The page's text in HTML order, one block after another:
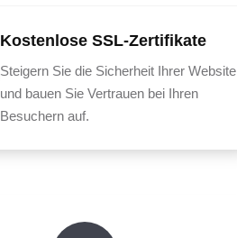
Kostenlose SSL-Zertifikate
Steigern Sie die Sicherheit Ihrer Website
und bauen Sie Vertrauen bei Ihren
Besuchern auf.